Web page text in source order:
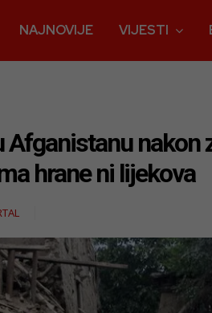
NAJNOVIJE VIJESTI
Afganistanu nakon
hrane ni lijekova